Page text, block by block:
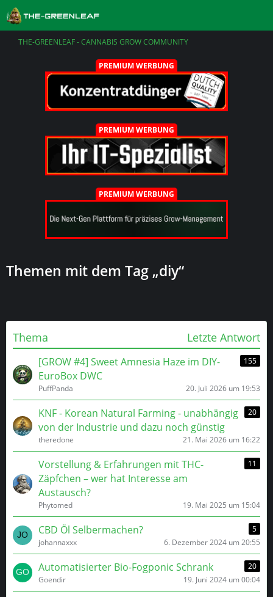
THE-GREENLEAF - CANNABIS GROW COMMUNITY
PREMIUM WERBUNG
PREMIUM WERBUNG
PREMIUM WERBUNG
Themen mit dem Tag „diy“
Thema Letzte Antwort
[GROW #4] Sweet Amnesia Haze im DIY-
EuroBox DWC
155
PuffPanda 20. Juli 2026 um 19:53
KNF - Korean Natural Farming - unabhängig
von der Industrie und dazu noch günstig
20
theredone 21. Mai 2026 um 16:22
Vorstellung & Erfahrungen mit THC-
Zäpfchen – wer hat Interesse am
Austausch?
11
Phytomed 19. Mai 2025 um 15:04
CBD Öl Selbermachen?
5
johannaxxx
6. Dezember 2024 um 20:55
Automatisierter Bio-Fogponic Schrank
20
Goendir
19. Juni 2024 um 00:04